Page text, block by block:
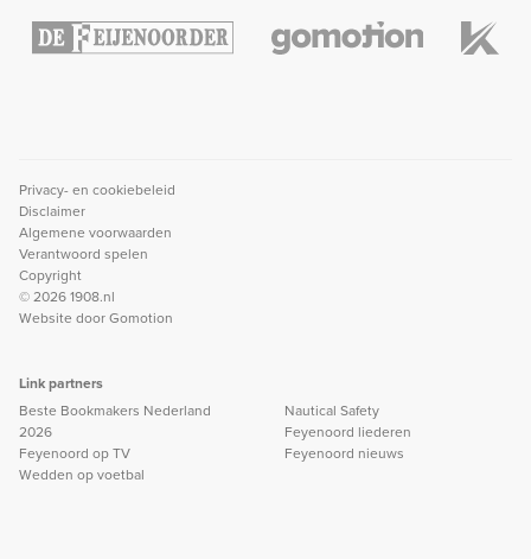
Privacy- en cookiebeleid
Disclaimer
Algemene voorwaarden
Verantwoord spelen
Copyright
© 2026 1908.nl
Website doorGomotion
Link partners
Beste Bookmakers Nederland
2026
Feyenoord op TV
Wedden op voetbal
Nautical Safety
Feyenoord liederen
Feyenoord nieuws